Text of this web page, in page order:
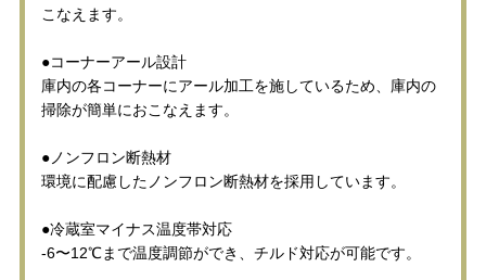
こなえます。
●コーナーアール設計
庫内の各コーナーにアール加工を施しているため、庫内の
掃除が簡単におこなえます。
●ノンフロン断熱材
環境に配慮したノンフロン断熱材を採用しています。
●冷蔵室マイナス温度帯対応
-6〜12℃まで温度調節ができ、チルド対応が可能です。